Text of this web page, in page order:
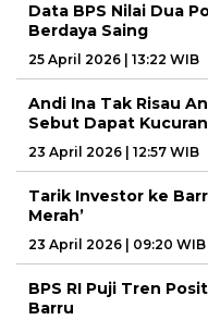
Data BPS Nilai Dua
Berdaya Saing
25 April 2026 | 13:22 WIB
Andi Ina Tak Risau
Sebut Dapat
23 April 2026 | 12:57 WIB
Tarik Investor ke
Merah’
23 April 2026 | 09:20 WIB
BPS RI Puji Tren
Barru